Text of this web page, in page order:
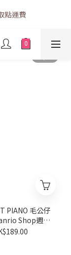
及公眾假期並非
點運費
禮遇
毛公仔
Shop週年
系列)